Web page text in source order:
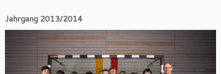
Jahrgang 2013/2014